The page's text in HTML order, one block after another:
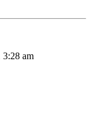
3:28 am